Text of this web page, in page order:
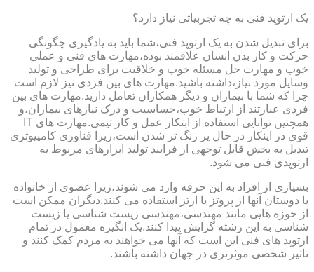
یک ارتوپد فنی به چه تجربیاتی نیاز دارد؟
برای تبدیل شدن به یک ارتوپد فنی،شما باید به یادگیری چگونگی
حرکت و کار بدن انسان علاقمند بوده،مهارت های فنی و عملی
خوب و مهارت حل مسئله خوب و خلاقیت برای طراحی و تولید
وسایل مورد نیاز،داشته باشید.مهارت های بین فردی نیز لازم است
چرا که شما با بیماران و دیگر همکاران تعامل دارید.مهارت های بین
فردی عبارتند از ارتباط خوب،حساسیت و درک نیازهای بیماران،و
همچنین توانایی استفاده از ابتکار عمل و کار تیمی.مهارت های IT
قوی در اینکار در حال پر رنگ تر شدن است،زیرا فناوری کامپیوتری
تبدیل به بخش قابل توجهی از فرایند تولید ابزارهای مربوط به
ارتوپدی فنی می شود.
بسیاری از افراد به این حرفه وارد می شوند،زیرا عضوی از خانواده
یا دوستان آنها از پروتز یا ارتز استفاده می کنند.دیگران ممکن است
از حوزه هایی مانند مهندسی،مهندسی زیست شناسی یا زیست
شناسی به این رشته گرایش پیدا کنند.یک انگیزه معمول در تمام
ارتوپد های فنی این است که آنها می خواهند به مردم کمک کنند و
تاثیر شخصی موثرتری در جهان داشته باشند.